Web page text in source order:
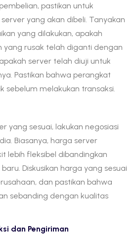
pastikan untuk
yang akan dibeli. Tanyakan
yang dilakukan, apakah
yang rusak telah diganti dengan
server telah diuji untuk
Pastikan bahwa perangkat
sebelum melakukan transaksi.
yang sesuai, lakukan negosiasi
Biasanya, harga server
lebih fleksibel dibandingkan
Diskusikan harga yang sesuai
dan pastikan bahwa
sebanding dengan kualitas
dan Pengiriman